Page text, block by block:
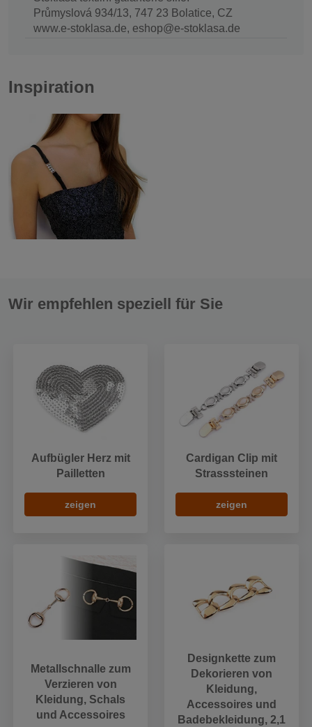
Průmyslová 934/13, 747 23 Bolatice, CZ
www.e-stoklasa.de, eshop@e-stoklasa.de
Inspiration
Wir empfehlen speziell für Sie
Aufbügler Herz mit
Pailletten
zeigen
Cardigan Clip mit
Strasssteinen
zeigen
Metallschnalle zum
Verzieren von
Kleidung, Schals
und Accessoires
Designkette zum
Dekorieren von
Kleidung,
Accessoires und
Badebekleidung, 2,1